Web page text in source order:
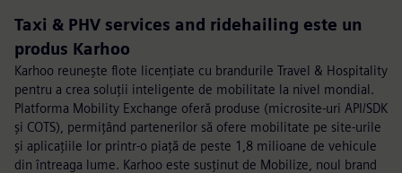
Taxi & PHV services and ridehailing este un
produs Karhoo
Karhoo reunește flote licențiate cu brandurile Travel & Hospitality
pentru a crea soluții inteligente de mobilitate la nivel mondial.
Platforma Mobility Exchange oferă produse (microsite-uri API/SDK
și COTS), permițând partenerilor să ofere mobilitate pe site-urile
și aplicațiile lor printr-o piață de peste 1,8 milioane de vehicule
din întreaga lume. Karhoo este susținut de Mobilize, noul brand